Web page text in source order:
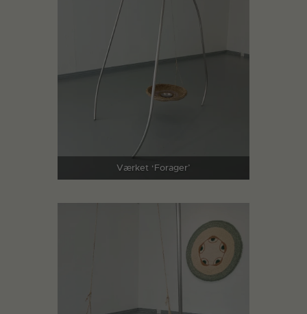
Værket ‘Forager’